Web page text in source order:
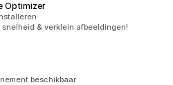
Optimizer
snelheid & verklein afbeeldingen!
beschikbaar